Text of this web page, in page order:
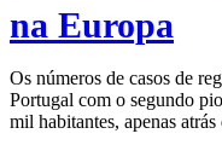
na Europa
Os números de casos de
Portugal com o segundo
mil habitantes, apenas atrás